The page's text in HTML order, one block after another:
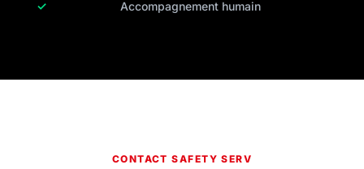
Accompagnement humain
CONTACT SAFETY SERV